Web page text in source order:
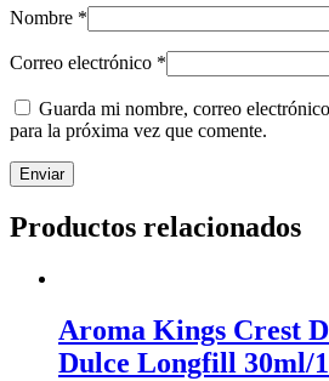
Nombre *
Correo electrónico *
Guarda mi nombre, correo
para la próxima vez que comente.
Productos relacionados
Aroma Kings Crest
Dulce Longfill 30ml/